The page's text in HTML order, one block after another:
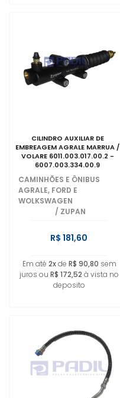
CILINDRO AUXILIAR DE
EMBREAGEM AGRALE MARRUA /
VOLARE 6011.003.017.00.2 -
6007.003.334.00.9
CAMINHÕES E ÔNIBUS
AGRALE, FORD E
WOLKSWAGEN
/ ZUPAN
R$ 181,60
Em até 2xde R$ 90,80 sem
juros ou R$ 172,52 à vista no
deposito